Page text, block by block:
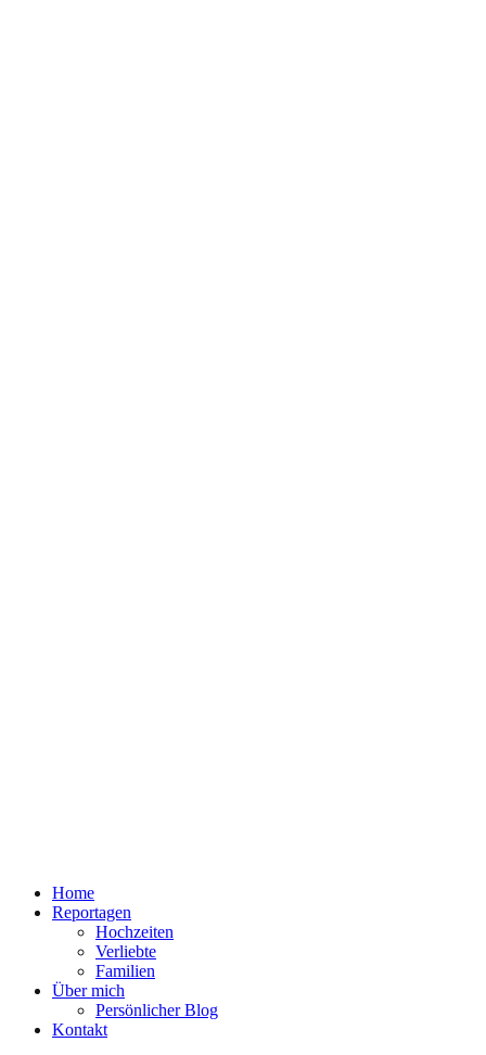
Home
Reportagen
Hochzeiten
Verliebte
Familien
Über mich
Persönlicher Blog
Kontakt